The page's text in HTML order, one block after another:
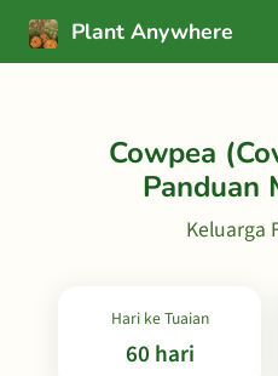
Plant Anywhere
Cowpea
Panduan
Keluarga
Hari ke Tuaian
60 hari